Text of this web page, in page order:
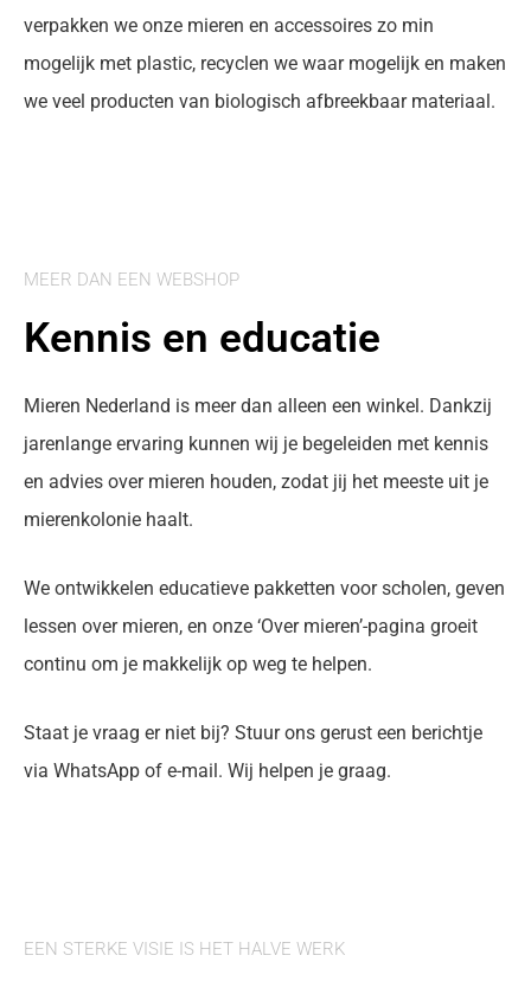
verpakken we onze mieren en accessoires zo min
mogelijk met plastic, recyclen we waar mogelijk en maken
we veel producten van biologisch afbreekbaar materiaal.
MEER DAN EEN WEBSHOP
Kennis en educatie
Mieren Nederland is meer dan alleen een winkel. Dankzij
jarenlange ervaring kunnen wij je begeleiden met kennis
en advies over mieren houden, zodat jij het meeste uit je
mierenkolonie haalt.
We ontwikkelen educatieve pakketten voor scholen, geven
lessen over mieren, en onze ‘Over mieren’-pagina groeit
continu om je makkelijk op weg te helpen.
Staat je vraag er niet bij? Stuur ons gerust een berichtje
via WhatsApp of e-mail. Wij helpen je graag.
EEN STERKE VISIE IS HET HALVE WERK